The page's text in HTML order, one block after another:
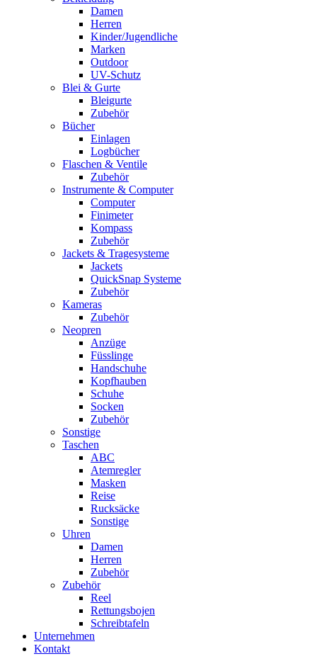
Damen
Herren
Kinder/Jugendliche
Marken
Outdoor
UV-Schutz
Blei & Gurte
Bleigurte
Zubehör
Bücher
Einlagen
Logbücher
Flaschen & Ventile
Zubehör
Instrumente & Computer
Computer
Finimeter
Kompass
Zubehör
Jackets & Tragesysteme
Jackets
QuickSnap Systeme
Zubehör
Kameras
Zubehör
Neopren
Anzüge
Füsslinge
Handschuhe
Kopfhauben
Schuhe
Socken
Zubehör
Sonstige
Taschen
ABC
Atemregler
Masken
Reise
Rucksäcke
Sonstige
Uhren
Damen
Herren
Zubehör
Zubehör
Reel
Rettungsbojen
Schreibtafeln
Unternehmen
Kontakt